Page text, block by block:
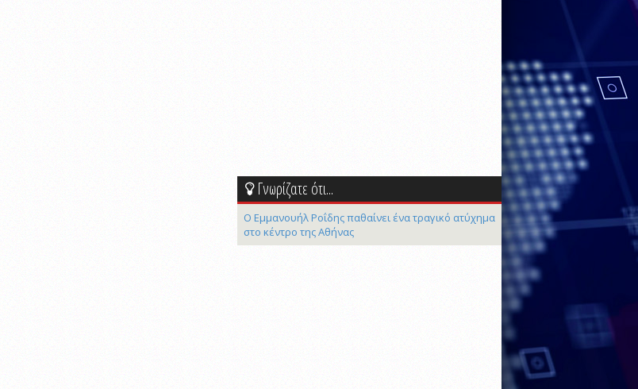
Γνωρίζατε ότι...
Ο Εμμανουήλ Ροΐδης παθαίνει ένα τραγικό ατύχημα
στο κέντρο της Αθήνας